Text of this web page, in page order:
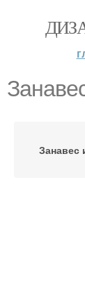
Занавес